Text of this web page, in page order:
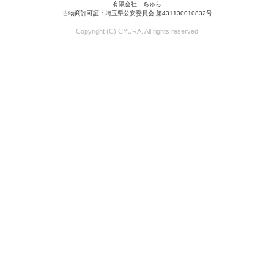
有限会社 ちゅら
古物商許可証：埼玉県公安委員会 第431130010832号
Copyright (C) CYURA. All rights reserved